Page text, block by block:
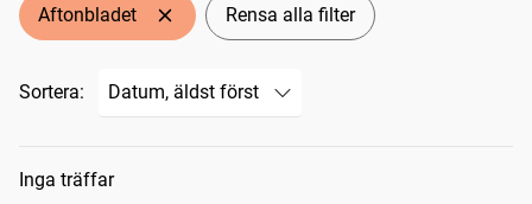
Aftonbladet Rensa alla filter
Sortera:
Sökresultat
Inga träffar